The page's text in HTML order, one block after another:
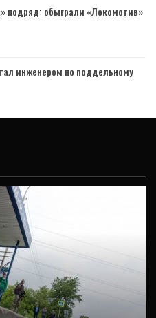
подряд: обыграли «Локомотив»
инженером по поддельному